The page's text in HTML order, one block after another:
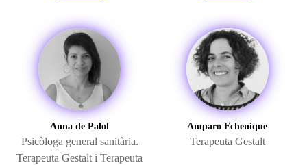
Anna de Palol
Psicòloga general sanitària.
TerapeutaGestalt i Terapeuta
Amparo Echenique
Terapeuta Gestalt